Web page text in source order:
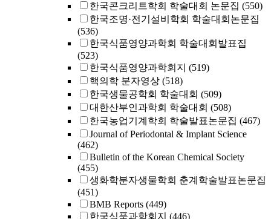
한국콘크리트학회 학술대회 논문집 (550)
한국조명·전기설비학회 학술대회논문집
(536)
한국식품영양과학회 학술대회발표집
(523)
한국식품영양과학회지 (519)
핵의학 분자영상 (518)
한국생물공학회 학술대회 (509)
대한산부인과학회 학술대회 (508)
한국농업기계학회 학술발표논문집 (467)
Journal of Periodontal & Implant Science
(462)
Bulletin of the Korean Chemical Society
(455)
생화학분자생물학회 춘계학술발표논문집
(451)
BMB Reports (449)
한국식품과학회지 (446)